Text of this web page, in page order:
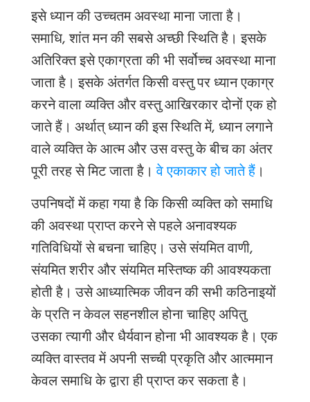
इसे ध्यान की उच्चतम अवस्था माना जाता है।
समाधि, शांत मन की सबसे अच्छी स्थिति है। इसके
अतिरिक्त इसे एकाग्रता की भी सर्वोच्च अवस्था माना
जाता है। इसके अंतर्गत किसी वस्तु पर ध्यान एकाग्र
करने वाला व्यक्ति और वस्तु आखिरकार दोनों एक हो
जाते हैं। अर्थात् ध्यान की इस स्थिति में,ध्यान लगाने
वाले व्यक्ति के आत्म और उस वस्तु के बीच का अंतर
पूरी तरह से मिट जाता है।वे एकाकार हो जाते हैं।
उपनिषदों में कहा गया है कि किसी व्यक्ति को समाधि
की अवस्था प्राप्त करने से पहलेअनावश्यक
गतिविधियोंसेबचनाचाहिए। उसेसंयमित वाणी,
संयमित शरीर और संयमित मस्तिष्क की आवश्यकता
होती है। उसे आध्यात्मिक जीवन की सभी कठिनाइयों
के प्रति न केवल सहनशील होना चाहिए अपितु
उसका त्यागी और धैर्यवान होना भी आवश्यक है। एक
व्यक्ति वास्तव में अपनी सच्ची प्रकृतिऔरआत्ममान
केवल समाधि के द्वारा ही प्राप्त कर सकता है।